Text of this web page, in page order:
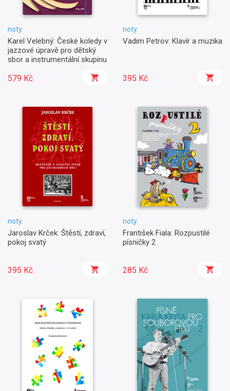
noty
Karel Velebný: České koledy v
jazzové úpravě pro dětský
sbor a instrumentální skupinu
579 Kč
noty
Vadim Petrov: Klavír a muzika
395 Kč
noty
Jaroslav Krček: Štěstí, zdraví,
pokoj svatý
395 Kč
noty
František Fiala: Rozpustilé
písničky 2
285 Kč